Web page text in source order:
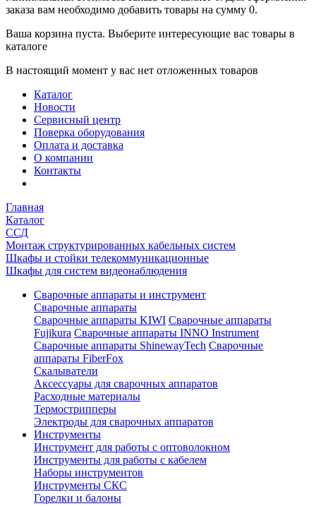
заказа вам необходимо добавить товары на сумму 0.
Ваша корзина пуста. Выберите интересующие вас товары в
каталоге
В настоящий момент у вас нет отложенных товаров
Каталог
Новости
Сервисный центр
Поверка оборудования
Оплата и доставка
О компании
Контакты
Главная
Каталог
ССД
Монтаж структурированных кабельных систем
Шкафы и стойки телекоммуникационные
Шкафы для систем видеонаблюдения
Сварочные аппараты и инструмент
Сварочные аппараты
Сварочные аппараты KIWI Сварочные аппараты
Fujikura Сварочные аппараты INNO Instrument
Сварочные аппараты ShinewayTech Cварочные
аппараты FiberFox
Скалыватели
Аксессуары для сварочных аппаратов
Расходные материалы
Термострипперы
Электроды для сварочных аппаратов
Инструменты
Инструмент для работы с оптоволокном
Инструменты для работы с кабелем
Наборы инструментов
Инструменты СКС
Горелки и балоны